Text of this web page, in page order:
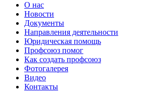
О нас
Новости
Документы
Направления деятельности
Юридическая помощь
Профсоюз помог
Как создать профсоюз
Фотогалерея
Видео
Контакты